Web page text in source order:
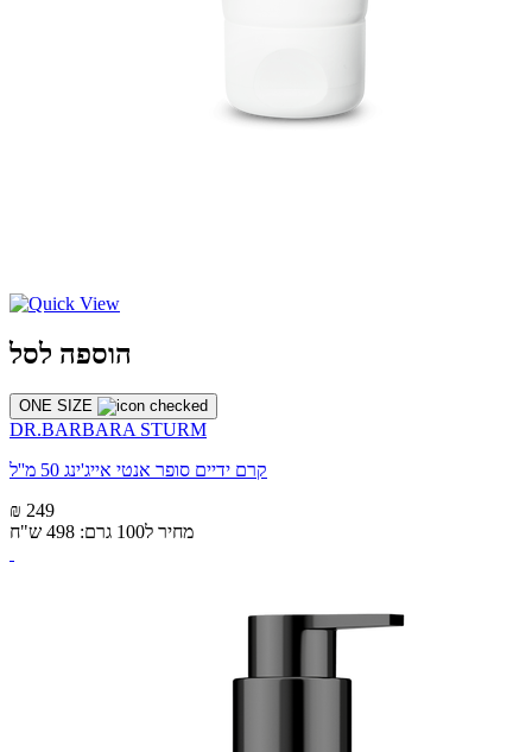
הוספה לסל
ONE SIZE
DR.BARBARA STURM
קרם ידיים סופר אנטי אייג'ינג 50 מ''ל
₪ 249
מחיר ל100 גרם: 498 ש"ח